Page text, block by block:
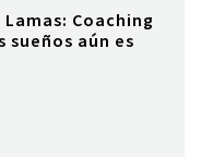
Coaching
aún es